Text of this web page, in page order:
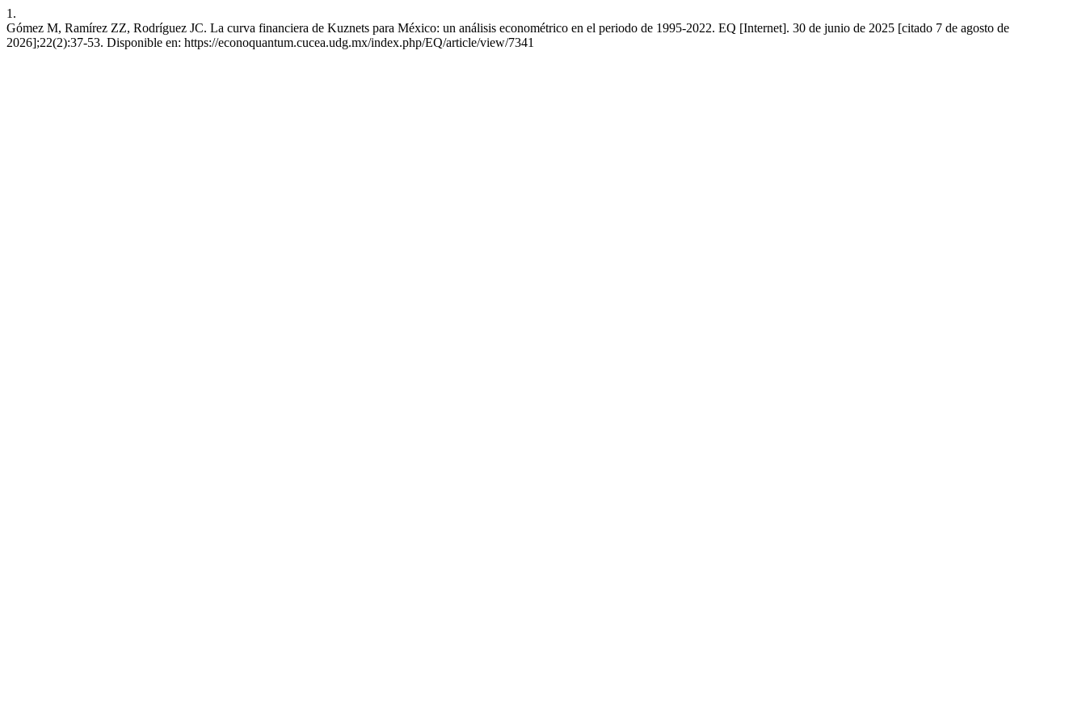
1.
Gómez M, Ramírez ZZ, Rodríguez JC. La curva financiera de Kuznets para México: un análisis econométrico en el periodo de 1995-2022. EQ [Internet]. 30 de junio de 2025 [citado 7 de agosto de
2026];22(2):37-53. Disponible en: https://econoquantum.cucea.udg.mx/index.php/EQ/article/view/7341